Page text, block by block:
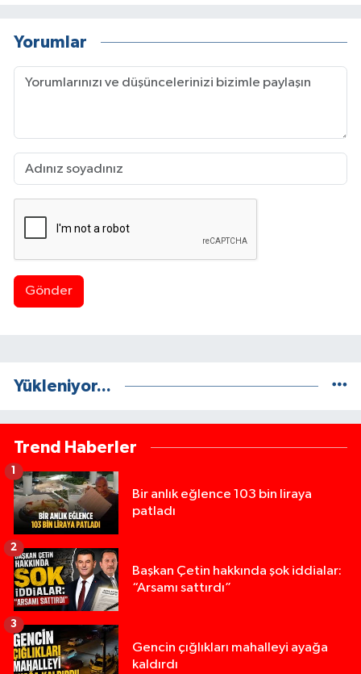
Yorumlar
Gönder
Yükleniyor...
Trend Haberler
Bir anlık eğlence 103 bin liraya
patladı
1
Başkan Çetin hakkında şok iddialar:
“Arsamı sattırdı”
2
Gencin çığlıkları mahalleyi ayağa
kaldırdı
3